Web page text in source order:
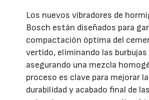
Los nuevos vibradores de
Bosch están diseñados para
compactación óptima del
vertido, eliminando las burbujas
asegurando una mezcla
proceso es clave para mejorar
durabilidad y acabado final de las